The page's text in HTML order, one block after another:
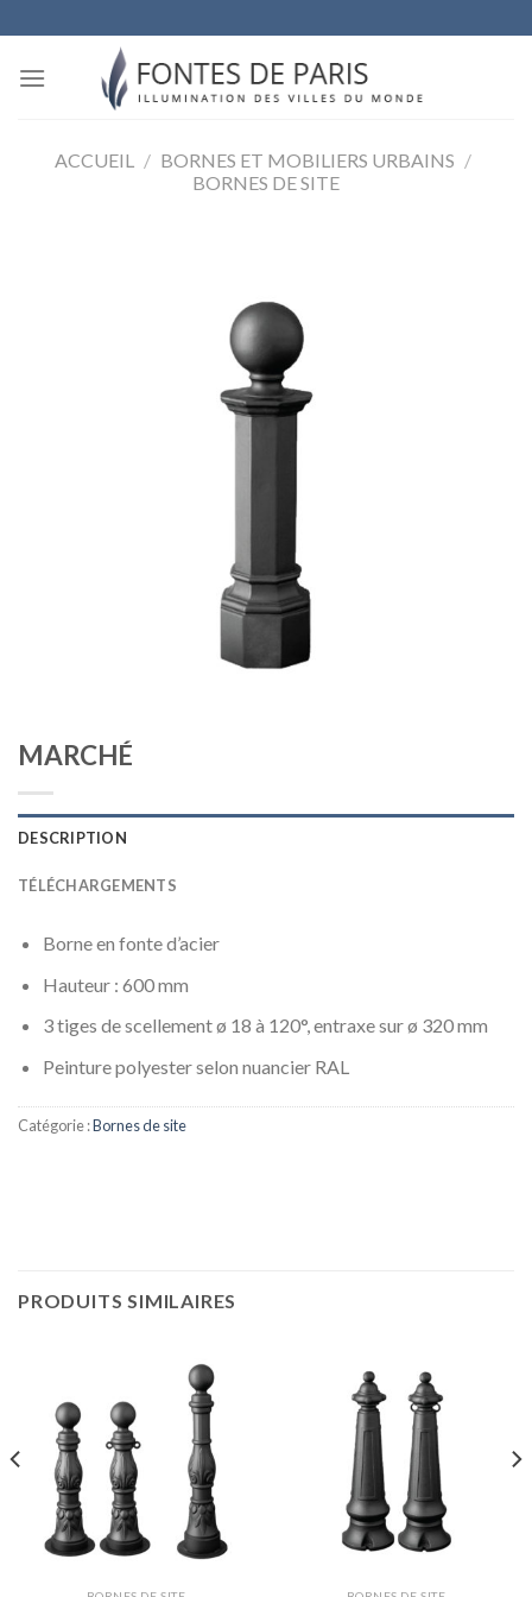
to
content
ACCUEIL / BORNES ET MOBILIERS URBAINS /
BORNES DE SITE
MARCHÉ
DESCRIPTION
TÉLÉCHARGEMENTS
Borne en fonte d’acier
Hauteur : 600 mm
3 tiges de scellement ø 18 à 120°, entraxe sur ø 320 mm
Peinture polyester selon nuancier RAL
Catégorie :Bornes de site
PRODUITS SIMILAIRES